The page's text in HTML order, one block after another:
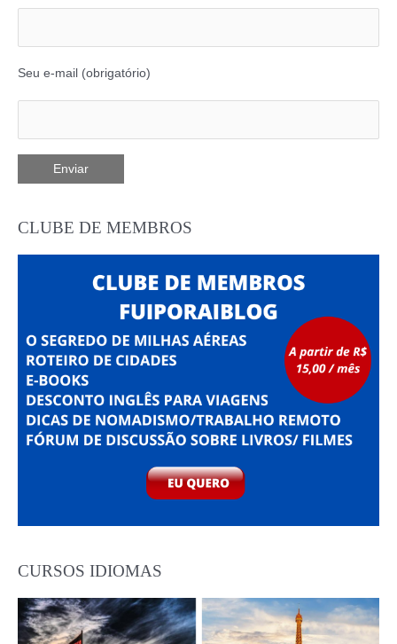
Seu e-mail (obrigatório)
CLUBE DE MEMBROS
CURSOS IDIOMAS